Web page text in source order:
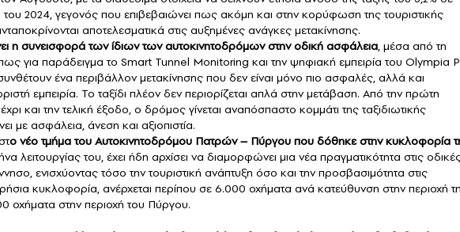
του 2024, γεγονός που επιβεβαιώνει πως ακόμη και στην κορύφωση της τουριστικής
αποτελεσματικά στις αυξημένες ανάγκες μετακίνησης.
η συνεισφορά των ίδιων των αυτοκινητοδρόμων στην οδική ασφάλεια, μέσα από τη
για παράδειγμα το Smart Tunnel Monitoring και την ψηφιακή εμπειρία του Olympia
ένα περιβάλλον μετακίνησης που δεν είναι μόνο πιο ασφαλές, αλλά και
εμπειρία. Το ταξίδι πλέον δεν περιορίζεται απλά στην μετάβαση. Από την πρώτη
και την τελική έξοδο, ο δρόμος γίνεται αναπόσπαστο κομμάτι της ταξιδιωτικής
με ασφάλεια, άνεση και αξιοπιστία.
ο νέο τμήμα του Αυτοκινητοδρόμου Πατρών – Πύργου που δόθηκε στην κυκλοφορία
λειτουργίας του, έχει ήδη αρχίσει να διαμορφώνει μια νέα πραγματικότητα στις
ενισχύοντας τόσο την τουριστική ανάπτυξη όσο και την προσβασιμότητα στις
κυκλοφορία, ανέρχεται περίπου σε 6.000 οχήματα ανά κατεύθυνση στην περιοχή
οχήματα στην περιοχή του Πύργου.